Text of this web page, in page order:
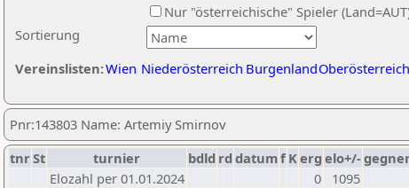
Sortierung
Nur "österreichische" Spieler
Vereinslisten:Wien Niederösterreich BurgenlandOberösterreich
Pnr:143803 Name: Artemiy Smirnov
tnrSt turnier bdld rd datumf Kerg elo+/-
Elozahl per 01.01.2024
0
1095